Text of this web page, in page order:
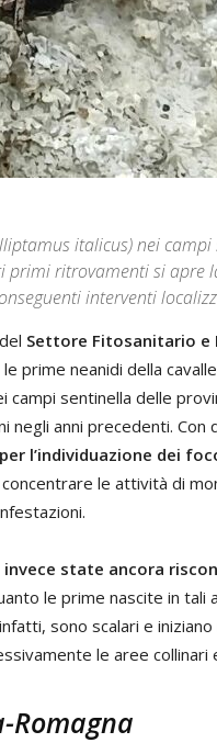
italicus) nei
primi ritrovamenti si apre
interventi
Settore Fitosanitario e
prime neanidi della
campi sentinella delle
negli anni precedenti. Con
l’individuazione dei
le attività di
invece state ancora
le prime nascite in tali
sono scalari e iniziano
le aree collinari
Romagna